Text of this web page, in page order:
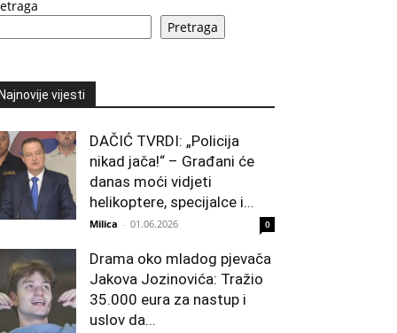
Pretraga
vijesti
DAČIĆ TVRDI: „Policija
nikad jača!“ – Građani će
danas moći vidjeti
helikoptere, specijalce i...
Milica - 01.06.2026 0
Drama oko mladog pjevača
Jakova Jozinovića: Tražio
35.000 eura za nastup i
uslov da...